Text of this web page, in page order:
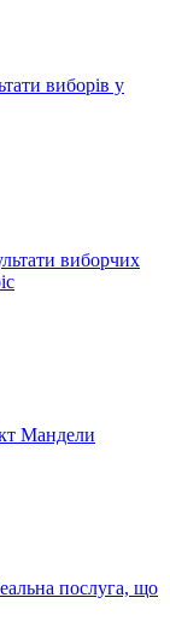
виборів у
виборчих
Мандели
послуга, що